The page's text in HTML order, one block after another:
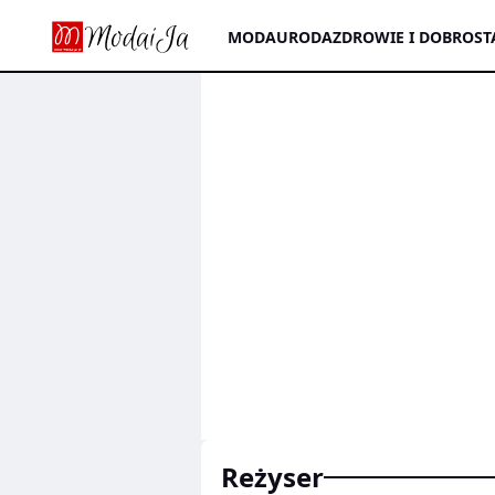
MODAURODAZDROWIE I
reżyser